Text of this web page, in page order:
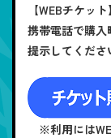
【WEBチケット】
携帯電話で購
提示してくださ
※利用には